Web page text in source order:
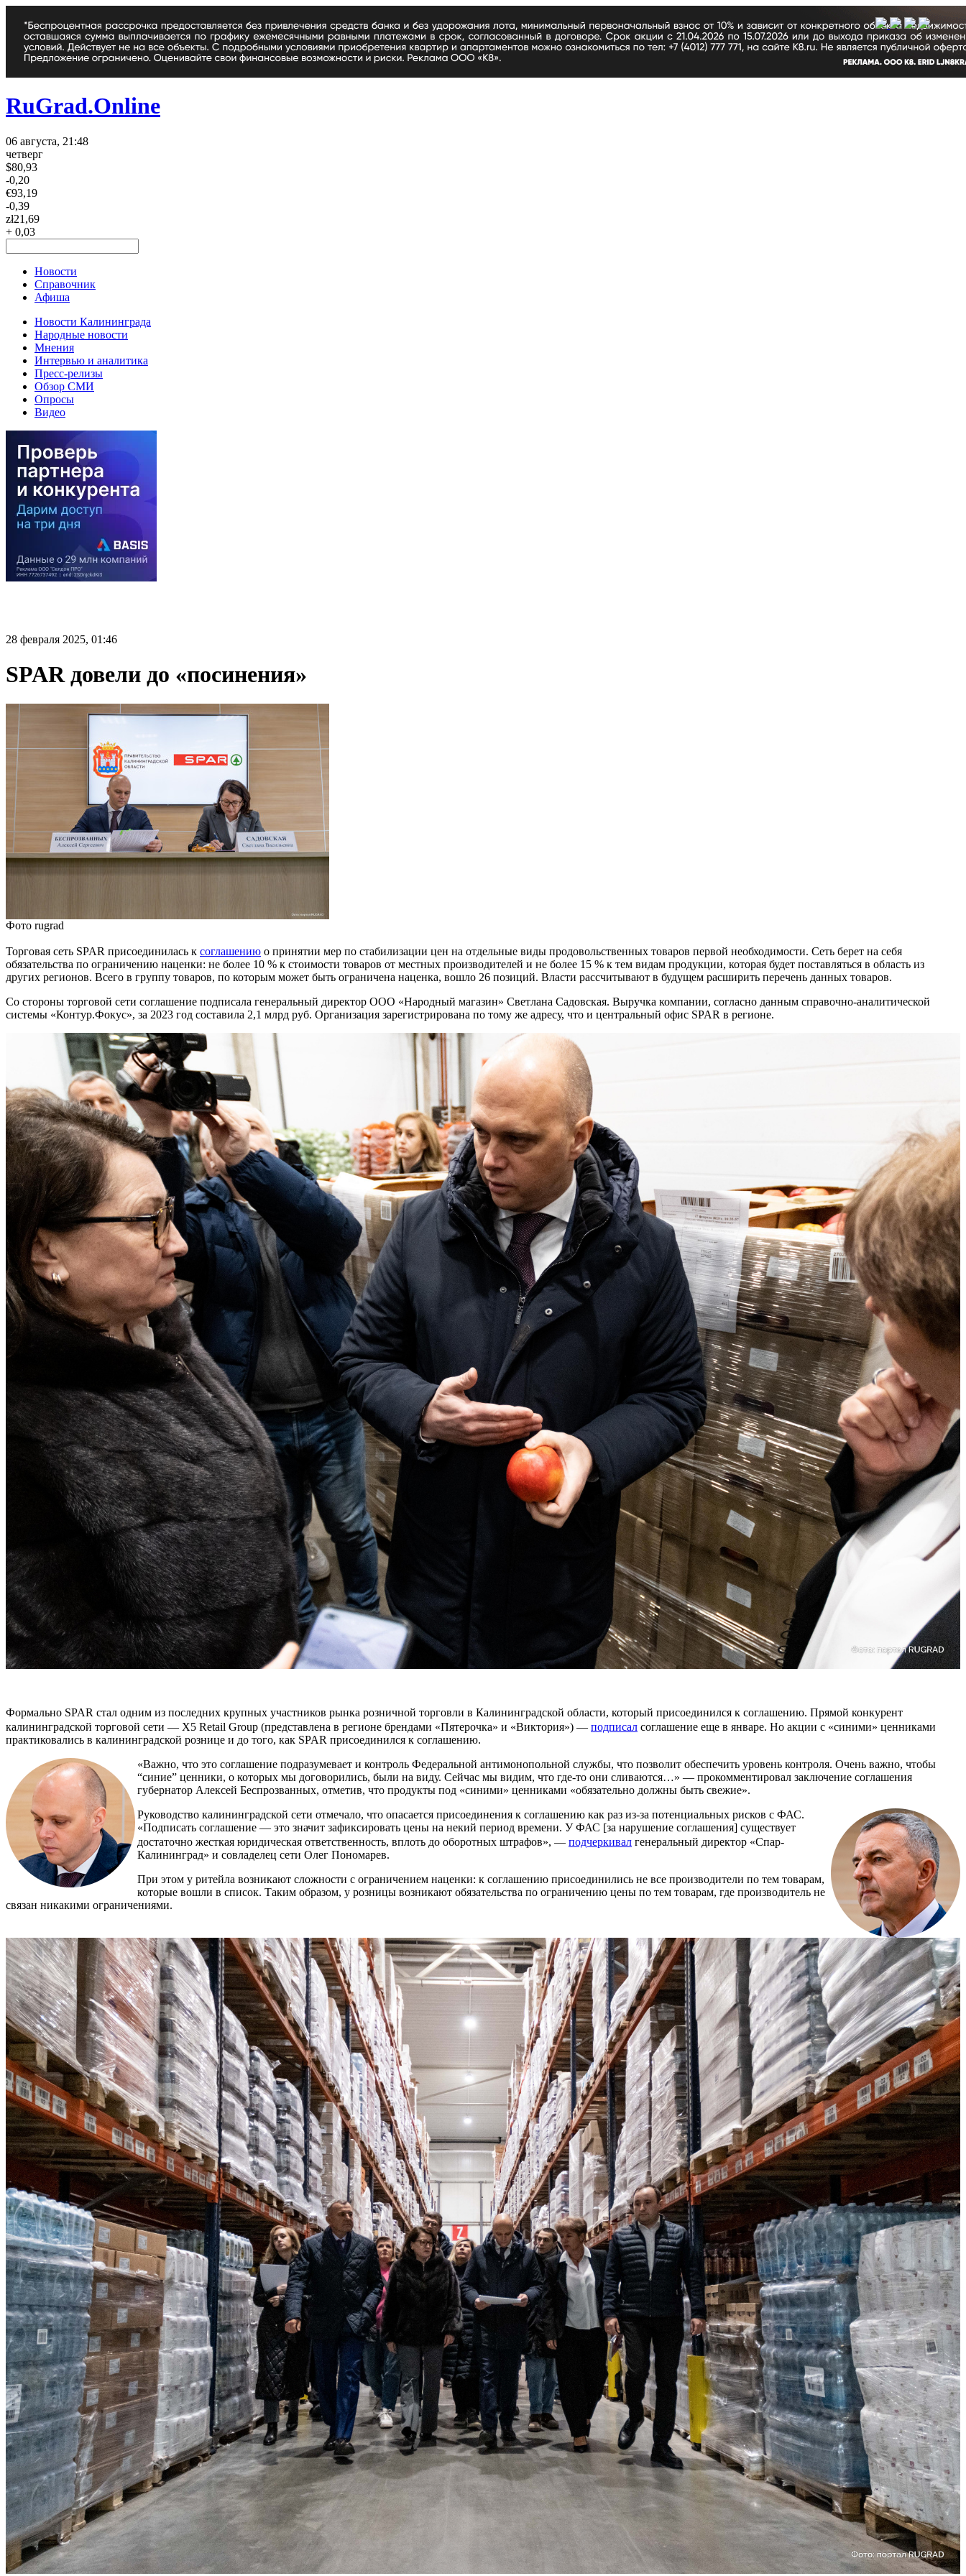
RuGrad.Online
06 августа, 21:48
четверг
$80,93
-0,20
€93,19
-0,39
zł21,69
+ 0,03
Новости
Справочник
Афиша
Новости Калининграда
Народные новости
Мнения
Интервью и аналитика
Пресс-релизы
Обзор СМИ
Опросы
Видео
28 февраля 2025, 01:46
SPAR довели до «посинения»
Фото rugrad
Торговая сеть SPAR присоединилась к соглашению о принятии мер по стабилизации цен на отдельные виды продовольственных товаров первой необходимости. Сеть берет на себя
обязательства по ограничению наценки: не более 10 % к стоимости товаров от местных производителей и не более 15 % к тем видам продукции, которая будет поставляться в область из
других регионов. Всего в группу товаров, по которым может быть ограничена наценка, вошло 26 позиций. Власти рассчитывают в будущем расширить перечень данных товаров.
Со стороны торговой сети соглашение подписала генеральный директор ООО «Народный магазин» Светлана Садовская. Выручка компании, согласно данным справочно-аналитической
системы «Контур.Фокус», за 2023 год составила 2,1 млрд руб. Организация зарегистрирована по тому же адресу, что и центральный офис SPAR в регионе.
Формально SPAR стал одним из последних крупных участников рынка розничной торговли в Калининградской области, который присоединился к соглашению. Прямой конкурент
калининградской торговой сети — X5 Retail Group (представлена в регионе брендами «Пятерочка» и «Виктория») — подписал соглашение еще в январе. Но акции с «синими» ценниками
практиковались в калининградской рознице и до того, как SPAR присоединился к соглашению.
«Важно, что это соглашение подразумевает и контроль Федеральной антимонопольной службы, что позволит обеспечить уровень контроля. Очень важно, чтобы
“синие” ценники, о которых мы договорились, были на виду. Сейчас мы видим, что где-то они сливаются…» — прокомментировал заключение соглашения
губернатор Алексей Беспрозванных, отметив, что продукты под «синими» ценниками «обязательно должны быть свежие».
Руководство калининградской сети отмечало, что опасается присоединения к соглашению как раз из-за потенциальных рисков с ФАС.
«Подписать соглашение — это значит зафиксировать цены на некий период времени. У ФАС [за нарушение соглашения] существует
достаточно жесткая юридическая ответственность, вплоть до оборотных штрафов», — подчеркивал генеральный директор «Спар-
Калининград» и совладелец сети Олег Пономарев.
При этом у ритейла возникают сложности с ограничением наценки: к соглашению присоединились не все производители по тем товарам,
которые вошли в список. Таким образом, у розницы возникают обязательства по ограничению цены по тем товарам, где производитель не
связан никакими ограничениями.